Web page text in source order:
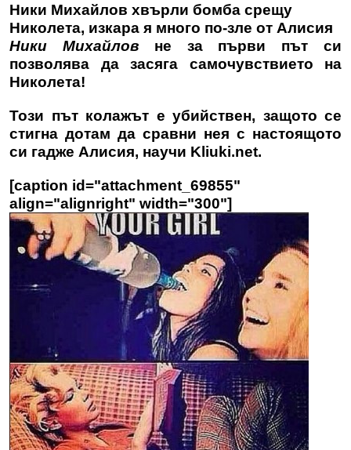
Ники Михайлов хвърли бомба срещу
Николета, изкара я много по-зле от Алисия
Ники Михайловне за първи път си
позволява да засяга самочувствието на
Николета!
Този път колажът е убийствен, защото се
стигна дотам да сравни нея с настоящото
си гадже Алисия, научи Kliuki.net.
[caption id="attachment_69855"
align="alignright" width="300"]